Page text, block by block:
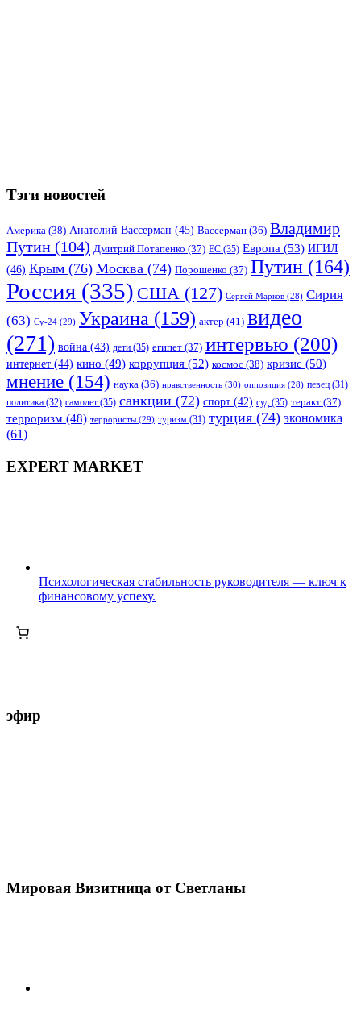
Тэги новостей
Америка (38) Анатолий Вассерман (45) Вассерман (36) Владимир
Путин (104) Дмитрий Потапенко (37) ЕС (35) Европа (53) ИГИЛ
(46) Крым (76) Москва (74) Порошенко (37) Путин (164)
Россия (335) США (127) Сергей Марков (28) Сирия
(63) Су-24 (29) Украина (159) актер (41) видео
(271) война (43) дети (35) египет (37) интервью (200)
интернет (44) кино (49) коррупция (52) космос (38) кризис (50)
мнение (154) наука (36) нравственность (30) оппозиция (28) певец (31)
политика (32) самолет (35) санкции (72) спорт (42) суд (35) теракт (37)
терроризм (48) террористы (29) туризм (31) турция (74) экономика
(61)
EXPERT MARKET
Психологическая стабильность руководителя — ключ к
финансовому успеху.
эфир
Мировая Визитница от Светланы